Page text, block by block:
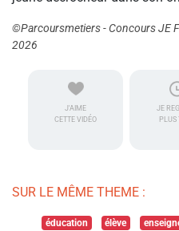
©Parcoursmetiers - Concours JE
2026
J'AIME
CETTE VIDÉO
JE
PLUS
SUR LE MÊME THEME :
éducation élève